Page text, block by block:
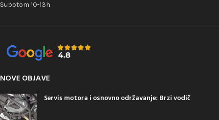
Subotom 10-13h
NOVE OBJAVE
Servis motora i osnovno održavanje: Brzi vodič